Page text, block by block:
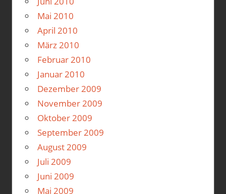
Mai 2010
April 2010
März 2010
Februar 2010
Januar 2010
Dezember 2009
November 2009
Oktober 2009
September 2009
August 2009
Juli 2009
Juni 2009
Mai 2009